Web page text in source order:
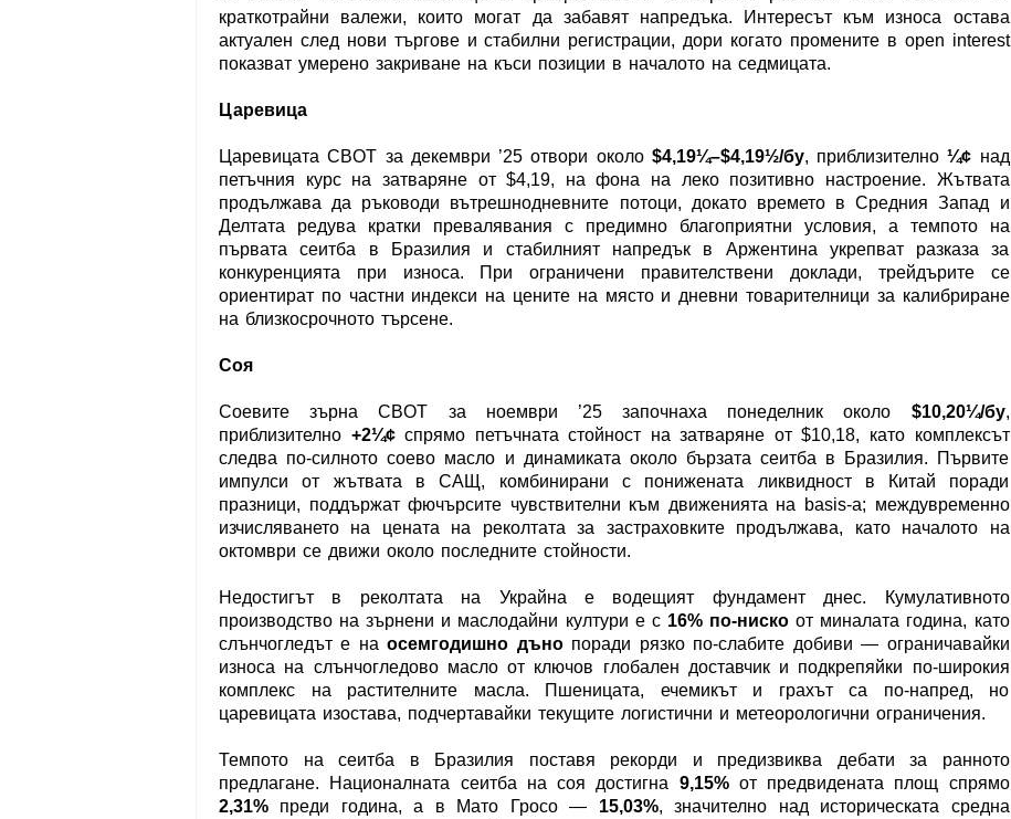
краткотрайни валежи, които могат да забавят напредъка. Интересът към износа остава
актуален след нови търгове и стабилни регистрации, дори когато промените в open interest
показват умерено закриване на къси позиции в началото на седмицата.
Царевица
Царевицата CBOT за декември ’25 отвори около $4,19¼–$4,19½/бу, приблизително¼¢ над
петъчния курс на затваряне от $4,19, на фона на леко позитивно настроение. Жътвата
продължава да ръководи вътрешнодневните потоци, докато времето в Средния Запад и
Делтата редува кратки превалявания с предимно благоприятни условия, а темпото на
първата сеитба в Бразилия и стабилният напредък в Аржентина укрепват разказа за
конкуренцията при износа. При ограничени правителствени доклади, трейдърите се
ориентират по частни индекси на цените на място и дневни товарителници за калибриране
на близкосрочното търсене.
Соя
Соевите зърна CBOT за ноември ’25 започнаха понеделник около $10,20¼/бу,
приблизително +2¼¢спрямо петъчната стойност на затваряне от $10,18, като комплексът
следва по-силното соево масло и динамиката около бързата сеитба в Бразилия. Първите
импулси от жътвата в САЩ, комбинирани с понижената ликвидност в Китай поради
празници, поддържат фючърсите чувствителни към движенията на basis-а; междувременно
изчисляването на цената на реколтата за застраховките продължава, като началото на
октомври се движи около последните стойности.
Недостигът в реколтата на Украйна е водещият фундамент днес. Кумулативното
производство на зърнени и маслодайни култури е с 16% по-ниско от миналата година, като
слънчогледът е наосемгодишно дънопоради рязко по-слабите добиви — ограничавайки
износа на слънчогледово масло от ключов глобален доставчик и подкрепяйки по-широкия
комплекс на растителните масла. Пшеницата, ечемикът и грахът са по-напред, но
царевицата изостава, подчертавайки текущите логистични и метеорологични ограничения.
Темпото на сеитба в Бразилия поставя рекорди и предизвиква дебати за ранното
предлагане. Националната сеитба на соя достигна 9,15%от предвидената площ спрямо
2,31% преди година, а в Мато Гросо — 15,03%, значително над историческата средна